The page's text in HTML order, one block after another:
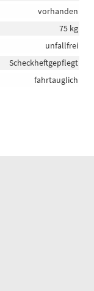
vorhanden
75 kg
unfallfrei
Scheckheftgepflegt
fahrtauglich